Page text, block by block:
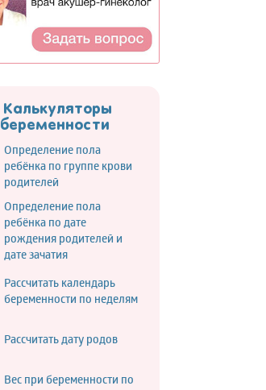
Калькуляторы
беременности
Определение пола
ребёнка по группе крови
родителей
Определение пола
ребёнка по дате
рождения родителей и
дате зачатия
Рассчитать календарь
беременности по неделям
Рассчитать дату родов
Вес при беременности по